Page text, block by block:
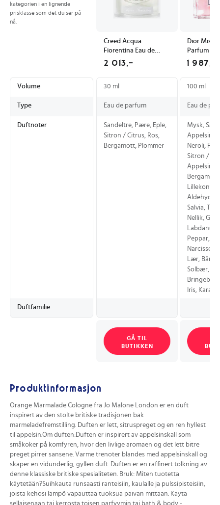
kategorien i en lignende
prisklasse som det du ser på
nå.
Creed Acqua
Fiorentina Eau de
Parfum 30 ml med
Duftnoter av
2 013,-
Dior Miss
Parfum
Duftnoter
1
Volume 30 ml 100 ml
Type Eau de parfum Eau de
Duftnoter
Sandeltre, Pære, Eple,
Sitron / Citrus, Ros,
Bergamott, Plommer
Mysk,
Appelsin,
Neroli,
Sitron /
Bergamott,
Aldehyder,
Salvia,
Nellik,
Peppar,
Narcisser,
Lær,
Solbær,
Iris,
Duftfamilie
GÅ TIL
BUTIKKEN
Produktinformasjon
Orange Marmalade Cologne fra Jo Malone London er en duft
inspirert av den stolte britiske tradisjonen bak
marmeladefremstilling. Duften er lett, sitruspreget og en ren hyllest
til appelsin.Om duften:Duften er inspirert av appelsinskall som
småkoker på komfyren, hvor den livlige aromaen og det lett bitre
preget pirrer sansene. Varme trenoter blandes med appelsinskall og
skaper en vidunderlig, gyllen duft. Duften er en raffinert tolkning av
denne klassiske britiske spesialiteten. Bruk: Miten tuotetta
käytetään?Suihkauta runsaasti ranteisiin, kaulalle ja pulssipisteisiin,
joista kehosi lämpö vapauttaa tuoksua päivän mittaan. Käytä
sellaisenaan tai kerrosta toisen parfyymin tai bath & body -